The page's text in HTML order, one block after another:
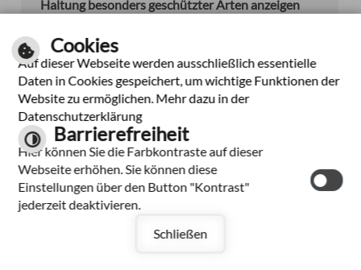
Haltung besonders geschützter Arten anzeigen
Häusliche Gewalt - Platzverweis,
Wohnungsverweis, Rückkehrverbot und
Annäherungsverbot erwirken
Hebammenhilfe in Anspruch nehmen
Herstellung von Arzneimitteln - Erlaubnis
beantragen
Hochschulzugang über eine schulische
Qualifikation und eine Aufbauprüfung beantragen
Cookies
Auf dieser Webseite werden ausschließlich essentielle
Daten in Cookies gespeichert, um wichtige Funktionen der
Website zu ermöglichen. Mehr dazu in der
Datenschutzerklärung
Barrierefreiheit
Hier können Sie die Farbkontraste auf dieser
Webseite erhöhen. Sie können diese
Einstellungen über den Button "Kontrast"
jederzeit deaktivieren.
Schließen